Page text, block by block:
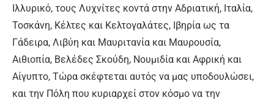
Ιλλυρικό, τους Λυχνίτες κοντά στην Αδριατική, Ιταλία,
Τοσκάνη, Κέλτες και Κελτογαλάτες, Ιβηρία ως τα
Γάδειρα, Λιβύη και Μαυριτανία και Μαυρουσία,
Αιθιοπία, Βελέδες Σκούδη, Νουμιδία και Αφρική και
Αίγυπτο, Τώρα σκέφτεται αυτός να μας υποδουλώσει,
και την Πόλη που κυριαρχεί στον κόσμο να την